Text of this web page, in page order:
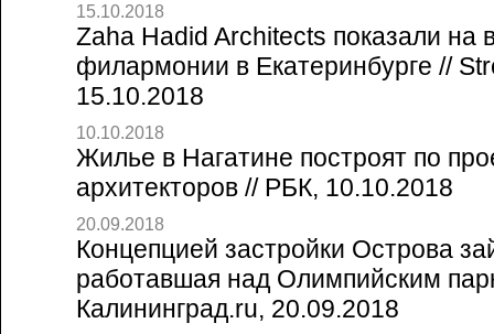
15.10.2018
Zaha Hadid Architects показали на
филармонии в Екатеринбурге //
15.10.2018
10.10.2018
Жилье в Нагатине построят по
архитекторов // РБК, 10.10.2018
20.09.2018
Концепцией застройки Острова
работавшая над Олимпийским
Калининград.ru, 20.09.2018